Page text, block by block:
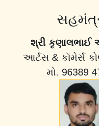
શ્રી કૃણાલભાઈ
આર્ટસ & કૉમેર્સ
મો. 96389